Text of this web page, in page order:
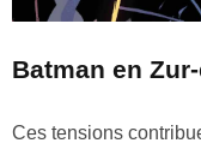
Batman en
Ces tensions